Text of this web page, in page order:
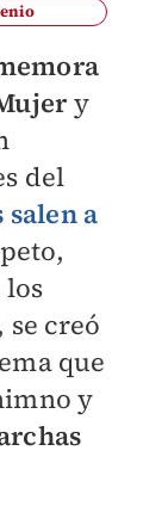
y
del
a
creó
que
y